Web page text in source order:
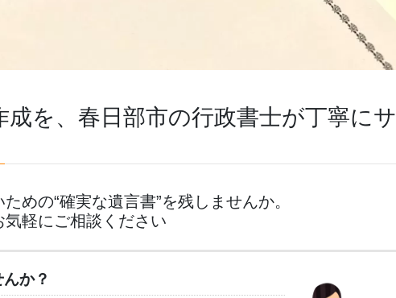
成を、春日部市の行政書士が丁寧にサ
めの“確実な遺言書”を残しませんか。
軽にご相談ください
か？